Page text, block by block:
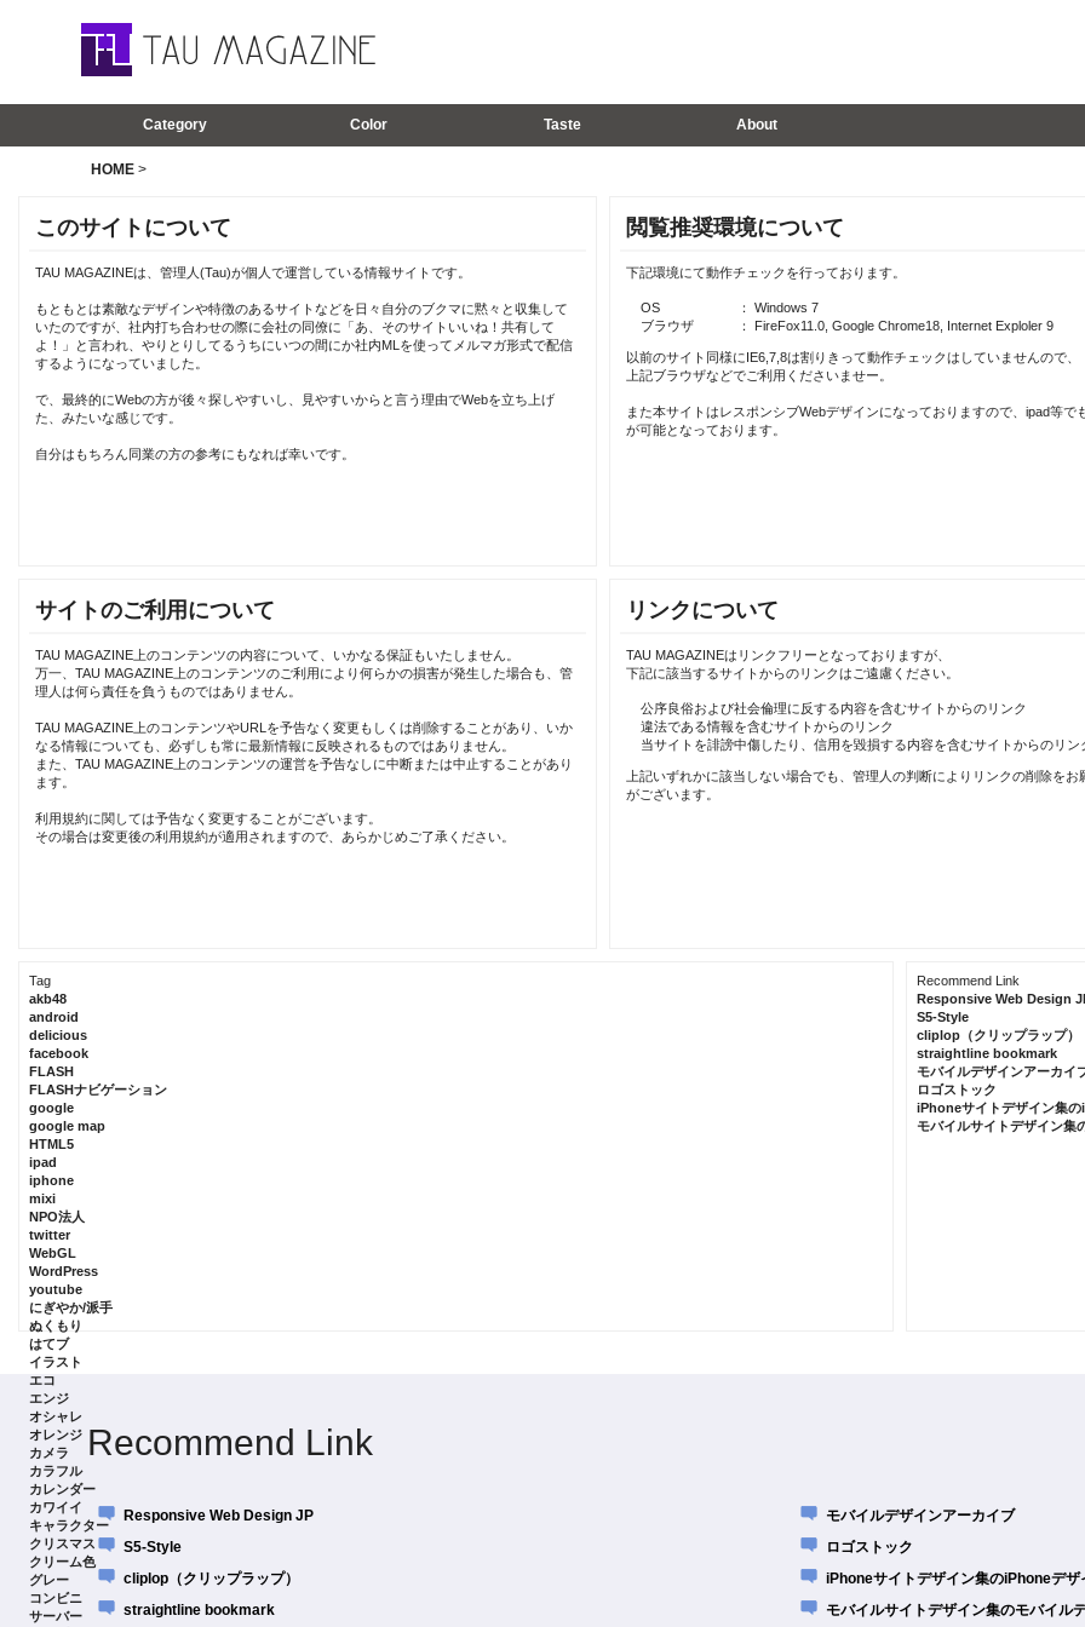
Category Color Taste About
HOME>
このサイトについて
TAU MAGAZINEは、管理人(Tau)が個人で運営している情報サイトです。
もともとは素敵なデザインや特徴のあるサイトなどを日々自分のブクマに黙々と収集して
いたのですが、社内打ち合わせの際に会社の同僚に「あ、そのサイトいいね！共有して
よ！」と言われ、やりとりしてるうちにいつの間にか社内MLを使ってメルマガ形式で配信
するようになっていました。
で、最終的にWebの方が後々探しやすいし、見やすいからと言う理由でWebを立ち上げ
た、みたいな感じです。
自分はもちろん同業の方の参考にもなれば幸いです。
閲覧推奨環境について
下記環境にて動作チェックを行っております。
OS
： Windows 7
ブラウザ
： FireFox11.0, Google Chrome18, Internet Exploler 9
以前のサイト同様にIE6,7,8は割りきって動作チェックはしていませんので、
上記ブラウザなどでご利用くださいませー。
また本サイトはレスポンシブWebデザインになっておりますので、ipad等で
が可能となっております。
サイトのご利用について
TAU MAGAZINE上のコンテンツの内容について、いかなる保証もいたしません。
万一、TAU MAGAZINE上のコンテンツのご利用により何らかの損害が発生した場合も、管
理人は何ら責任を負うものではありません。
TAU MAGAZINE上のコンテンツやURLを予告なく変更もしくは削除することがあり、いか
なる情報についても、必ずしも常に最新情報に反映されるものではありません。
また、TAU MAGAZINE上のコンテンツの運営を予告なしに中断または中止することがあり
ます。
利用規約に関しては予告なく変更することがございます。
その場合は変更後の利用規約が適用されますので、あらかじめご了承ください。
リンクについて
TAU MAGAZINEはリンクフリーとなっておりますが、
下記に該当するサイトからのリンクはご遠慮ください。
公序良俗および社会倫理に反する内容を含むサイトからのリンク
違法である情報を含むサイトからのリンク
当サイトを誹謗中傷したり、信用を毀損する内容を含むサイトからのリン
上記いずれかに該当しない場合でも、管理人の判断によりリンクの削除をお
がございます。
Tag
akb48
android
delicious
facebook
FLASH
FLASHナビゲーション
google
google map
HTML5
ipad
iphone
mixi
NPO法人
twitter
WebGL
WordPress
youtube
にぎやか/派手
ぬくもり
はてブ
イラスト
エコ
エンジ
オシャレ
オレンジ
カメラ
カラフル
カレンダー
カワイイ
キャラクター
クリスマス
クリーム色
グレー
コンビニ
サーバー
Recommend Link
Responsive Web Design
S5-Style
cliplop（クリップラップ）
straightline bookmark
モバイルデザインアーカイ
ロゴストック
iPhoneサイトデザイン集
モバイルサイトデザイン集
Recommend Link
Responsive Web Design JP
S5-Style
cliplop（クリップラップ）
straightline bookmark
モバイルデザインアーカイブ
ロゴストック
iPhoneサイトデザイン集のiPhoneデザ
モバイルサイトデザイン集のモバイル